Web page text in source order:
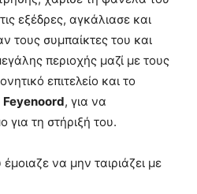
εξέδρες, αγκάλιασε και
τους συμπαίκτες του και
περιοχής μαζί με τους
επιτελείο και το
Feyenoord, για να
για τη στήριξή του.
να μην ταιριάζει με